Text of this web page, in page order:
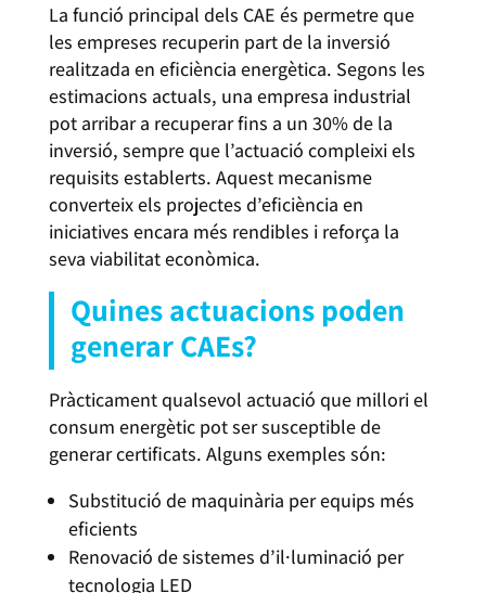
La funció principal dels CAE és permetre que
les empreses recuperin part de la inversió
realitzada en eficiència energètica. Segons les
estimacions actuals, una empresa industrial
pot arribar a recuperar fins a un 30% de la
inversió, sempre que l’actuació compleixi els
requisits establerts. Aquest mecanisme
converteix els projectes d’eficiència en
iniciatives encara més rendibles i reforça la
seva viabilitat econòmica.
Quines actuacions poden
generar CAEs?
Pràcticament qualsevol actuació que millori el
consum energètic pot ser susceptible de
generar certificats. Alguns exemples són:
Substitució de maquinària per equips més
eficients
Renovació de sistemes d’il·luminació per
tecnologia LED